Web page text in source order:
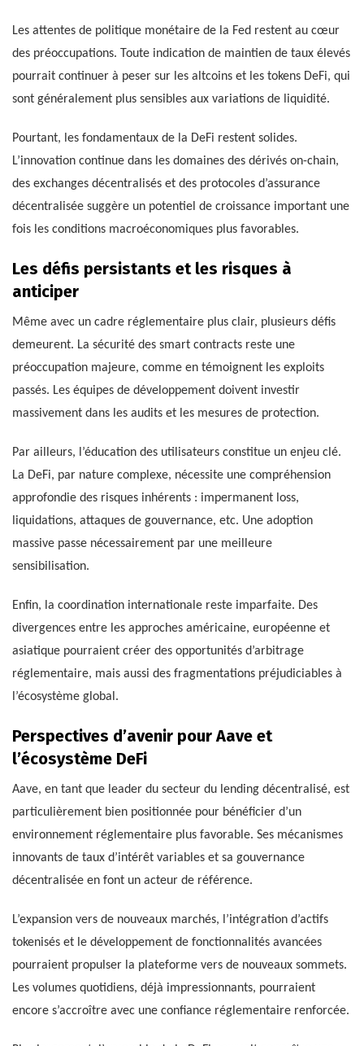
Les attentes de politique monétaire de la Fed restent au cœur
des préoccupations. Toute indication de maintien de taux élevés
pourrait continuer à peser sur les altcoins et les tokens DeFi, qui
sont généralement plus sensibles aux variations de liquidité.
Pourtant, les fondamentaux de la DeFi restent solides.
L’innovation continue dans les domaines des dérivés on-chain,
des exchanges décentralisés et des protocoles d’assurance
décentralisée suggère un potentiel de croissance important une
fois les conditions macroéconomiques plus favorables.
Les défis persistants et les risques à
anticiper
Même avec un cadre réglementaire plus clair, plusieurs défis
demeurent. La sécurité des smart contracts reste une
préoccupation majeure, comme en témoignent les exploits
passés. Les équipes de développement doivent investir
massivement dans les audits et les mesures de protection.
Par ailleurs, l’éducation des utilisateurs constitue un enjeu clé.
La DeFi, par nature complexe, nécessite une compréhension
approfondie des risques inhérents : impermanent loss,
liquidations, attaques de gouvernance, etc. Une adoption
massive passe nécessairement par une meilleure
sensibilisation.
Enfin, la coordination internationale reste imparfaite. Des
divergences entre les approches américaine, européenne et
asiatique pourraient créer des opportunités d’arbitrage
réglementaire, mais aussi des fragmentations préjudiciables à
l’écosystème global.
Perspectives d’avenir pour Aave et
l’écosystème DeFi
Aave, en tant que leader du secteur du lending décentralisé, est
particulièrement bien positionnée pour bénéficier d’un
environnement réglementaire plus favorable. Ses mécanismes
innovants de taux d’intérêt variables et sa gouvernance
décentralisée en font un acteur de référence.
L’expansion vers de nouveaux marchés, l’intégration d’actifs
tokenisés et le développement de fonctionnalités avancées
pourraient propulser la plateforme vers de nouveaux sommets.
Les volumes quotidiens, déjà impressionnants, pourraient
encore s’accroître avec une confiance réglementaire renforcée.